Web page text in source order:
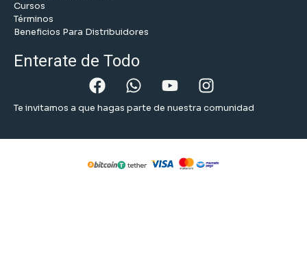
Cursos
Términos
Beneficios Para Distribuidores
Enterate de Todo
Te invitamos a que hagas parte de nuestra comunidad